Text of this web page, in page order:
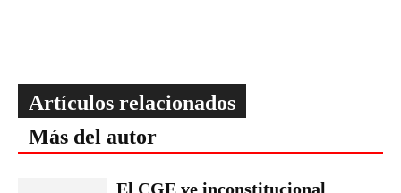
Artículos relacionados
Más del autor
El CGE ve inconstitucional